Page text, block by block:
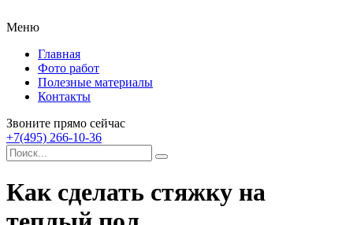
Меню
Главная
Фото работ
Полезные материалы
Контакты
Звоните прямо сейчас
+7(495) 266-10-36
Как сделать стяжку на